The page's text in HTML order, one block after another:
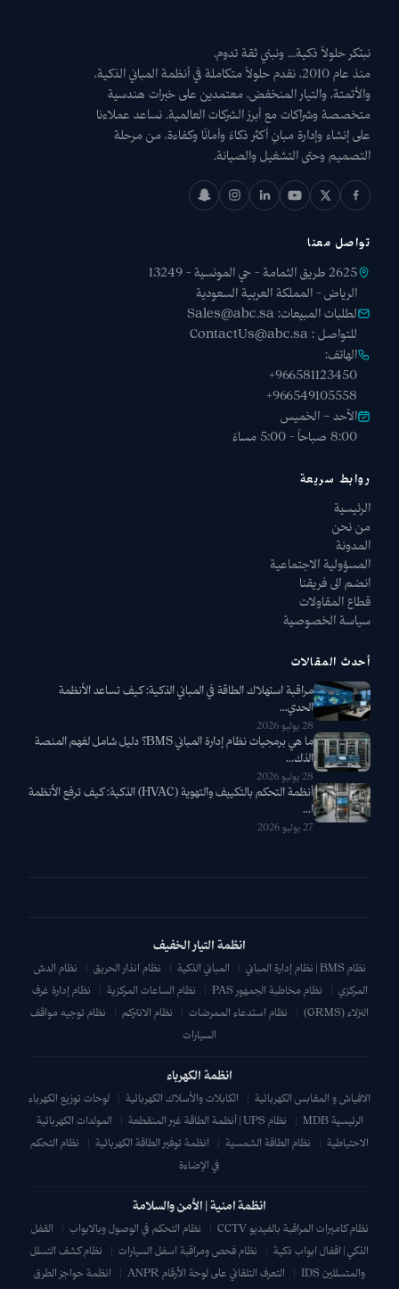
نبتكر حلولاً ذكية... ونبني ثقة تدوم.
منذ عام 2010، نقدم حلولاً متكاملة في أنظمة المباني الذكية،
والأتمتة، والتيار المنخفض، معتمدين على خبرات هندسية
متخصصة وشراكات مع أبرز الشركات العالمية. نساعد عملاءنا
على إنشاء وإدارة مبانٍ أكثر ذكاءً وأمانًا وكفاءة، من مرحلة
التصميم وحتى التشغيل والصيانة.
تواصل معنا
2625 طريق الثمامة - حي المونسية - 13249
الرياض - المملكة العربية السعودية
لطلبات المبيعات: Sales@abc.sa
للتواصل : ContactUs@abc.sa
الهاتف:
+966581123450
+966549105558
الأحد – الخميس
8:00 صباحاً - 5:00 مساءً
روابط سريعة
الرئيسية
من نحن
المدونة
المسؤولية الاجتماعية
انضم الى فريقنا
قطاع المقاولات
سياسة الخصوصية
أحدث المقالات
مراقبة استهلاك الطاقة في المباني الذكية: كيف تساعد الأنظمة
الحدي...
28 يوليو 2026
ما هي برمجيات نظام إدارة المباني BMS؟ دليل شامل لفهم المنصة
الذك...
28 يوليو 2026
أنظمة التحكم بالتكييف والتهوية (HVAC) الذكية: كيف ترفع الأنظمة
ا...
27 يوليو 2026
انظمة التيار الخفيف
نظام BMS | نظام إدارة المباني | المباني الذكية | نظام انذار الحريق |
نظام الدش
المركزي | نظام مخاطبة الجمهور PAS | نظام الساعات المركزية |
نظام إدارة غرف
النزلاء (GRMS)
| نظام استدعاء الممرضات | نظام الانتركم |
نظام توجيه مواقف
السيارات
انظمة الكهرباء
الافياش و المقابس الكهربائية | الكابلات والأسلاك الكهربائية |
لوحات توزيع الكهرباء
الرئيسية MDB
| نظام UPS | أنظمة الطاقة غير المنقطعة |
المولدات الكهربائية
الاحتياطية | نظام الطاقة الشمسية | انظمة توفير الطاقة الكهربائية |
نظام التحكم
في الإضاءة
انظمة امنية | الأمن والسلامة
نظام كاميرات المراقبة بالفيديو CCTV | نظام التحكم في الوصول وبالابواب |
القفل
الذكي | اقفال ابواب ذكية | نظام فحص ومراقبة اسفل السيارات |
نظام كشف التسلل
والمتسللين IDS
| التعرف التلقائي على لوحة الأرقام ANPR |
انظمة حواجز الطرق